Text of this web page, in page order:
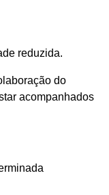
reduzida.
do
acompanhados